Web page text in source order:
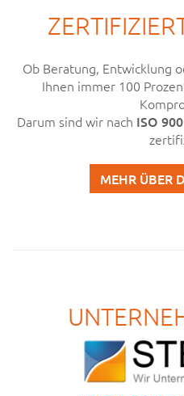
Ob Beratung, Entwicklung
Ihnen immer 100
Darum sind wir nach ISO
MEHR ÜBER